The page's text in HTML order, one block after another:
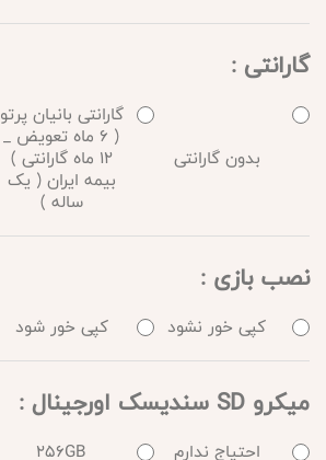
گارانتی :
بدون گارانتی
گارانتی بانیان پرتو
( 6 ماه تعویض _
12 ماه گارانتی )
بیمه ایران ( یک
ساله )
نصب بازی :
کپی خور نشود کپی خور شود
میکرو SD سندیسک اورجینال :
احتیاج ندارم 256GB